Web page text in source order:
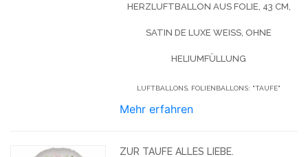
HERZLUFTBALLON AUS FOLIE, 43 CM,
SATIN DE LUXE WEISS, OHNE H
ELIUMFÜLLUNG
LUFTBALLONS, FOLIENBALLONS: "TAUFE"
Mehr erfahren
ZUR TAUFE ALLES LIEBE.